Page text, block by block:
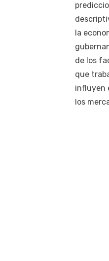
la
de los
que
influyen
los